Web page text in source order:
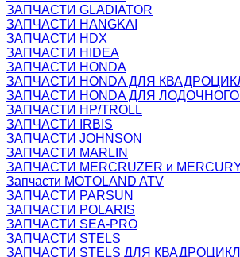
ЗАПЧАСТИ GLADIATOR
ЗАПЧАСТИ HANGKAI
ЗАПЧАСТИ HDX
ЗАПЧАСТИ HIDEA
ЗАПЧАСТИ HONDA
ЗАПЧАСТИ HONDA ДЛЯ
ЗАПЧАСТИ HONDA ДЛЯ
ЗАПЧАСТИ HP/TROLL
ЗАПЧАСТИ IRBIS
ЗАПЧАСТИ JOHNSON
ЗАПЧАСТИ MARLIN
ЗАПЧАСТИ MERCRUZER и
Запчасти MOTOLAND ATV
ЗАПЧАСТИ PARSUN
ЗАПЧАСТИ POLARIS
ЗАПЧАСТИ SEA-PRO
ЗАПЧАСТИ STELS
ЗАПЧАСТИ STELS ДЛЯ